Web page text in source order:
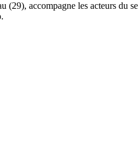
accompagne les acteurs du